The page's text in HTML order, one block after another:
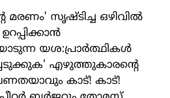
സൃഷ്ടിച്ച ഒഴിവില്‍
യശ:പ്രാര്‍ത്ഥികള്‍
എഴുത്തുകാരന്റെ
കാട്! കാട്!